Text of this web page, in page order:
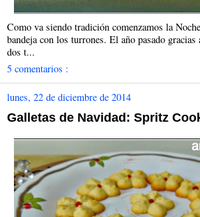
Como va siendo tradición comenzamos la
bandeja con los turrones. El año pasado
dos t...
5 comentarios :
lunes, 22 de diciembre de 2014
Galletas de Navidad: Spritz